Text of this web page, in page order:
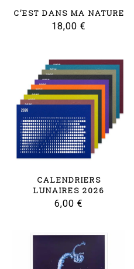
C’EST DANS MA NATURE
18,00 €
CALENDRIERS
LUNAIRES 2026
6,00 €